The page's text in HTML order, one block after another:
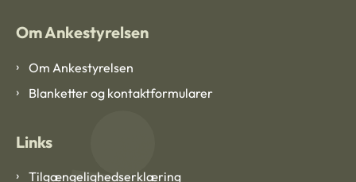
Om Ankestyrelsen
Om Ankestyrelsen
Blanketter og kontaktformularer
Links
Tilgængelighedserklæring